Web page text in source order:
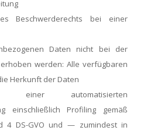
Beschwerderechts bei einer
Daten nicht bei der
werden: Alle verfügbaren
Herkunft der Daten
einer automatisierten
einschließlich Profiling gemäß
4 DS-GVO und — zumindest in